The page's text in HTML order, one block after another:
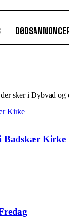
sker i Dybvad og
i Badskær Kirke